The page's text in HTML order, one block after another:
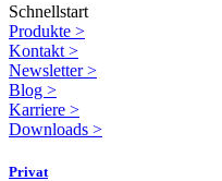
Schnellstart
Produkte >
Kontakt >
Newsletter>
Blog >
Karriere >
Downloads >
Privat